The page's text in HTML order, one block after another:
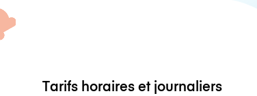
Tarifs horaires et journaliers